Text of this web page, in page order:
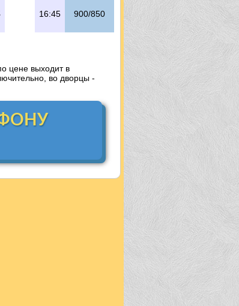
16:45 900/850
цене выходит в
во дворцы -